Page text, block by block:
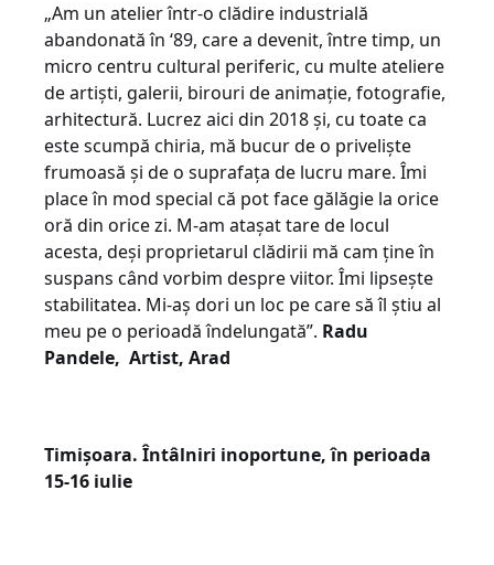
„Am un atelier într-o clădire industrială
abandonată în ‘89, care a devenit, între timp, un
micro centru cultural periferic, cu multe ateliere
de artiști, galerii, birouri de animație, fotografie,
arhitectură. Lucrez aici din 2018 și, cu toate ca
este scumpă chiria, mă bucur de o priveliște
frumoasă și de o suprafața de lucru mare. Îmi
place în mod special că pot face gălăgie la orice
oră din orice zi. M-am atașat tare de locul
acesta, deși proprietarul clădirii mă cam ține în
suspans când vorbim despre viitor. Îmi lipsește
stabilitatea. Mi-aș dori un loc pe care să îl știu al
meu pe o perioadă îndelungată”. Radu
Pandele, Artist, Arad
Timișoara. Întâlniri inoportune,în perioada
15-16 iulie